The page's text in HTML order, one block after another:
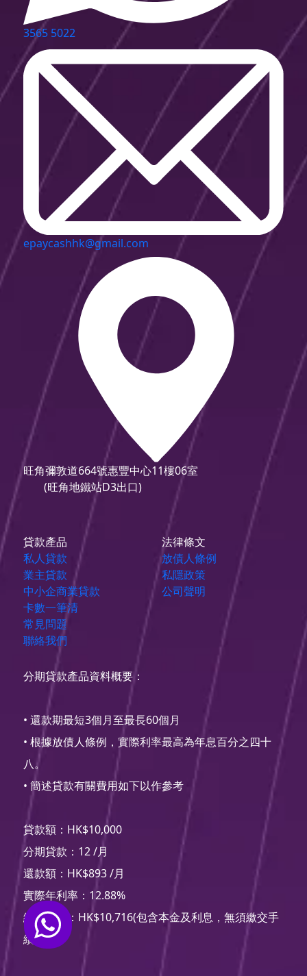
3565 5022
epaycashhk@gmail.com
旺角彌敦道664號惠豐中心11樓06室
(旺角地鐵站D3出口)
貸款產品
私人貸款
業主貸款
中小企商業貸款
卡數一筆清
常見問題
聯絡我們
法律條文
放債人條例
私隱政策
公司聲明
分期貸款產品資料概要：
• 還款期最短3個月至最長60個月
• 根據放債人條例，實際利率最高為年息百分之四十
八。
• 簡述貸款有關費用如下以作參考
貸款額：HK$10,000
分期貸款：12 /月
還款額：HK$893 /月
實際年利率：12.88%
總還款額：HK$10,716(包含本金及利息，無須繳交手
續費用)